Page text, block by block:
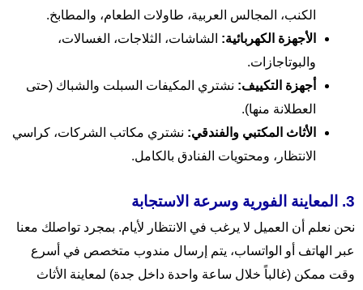
الكنب، المجالس العربية، طاولات الطعام، والمطابخ.
الأجهزة الكهربائية: الشاشات، الثلاجات، الغسالات،
والبوتاجازات.
أجهزة التكييف: نشتري المكيفات السبلت والشباك (حتى
العطلانة منها).
الأثاث المكتبي والفندقي: نشتري مكاتب الشركات، كراسي
الانتظار، ومحتويات الفنادق بالكامل.
3. المعاينة الفورية وسرعة الاستجابة
نحن نعلم أن العميل لا يرغب في الانتظار لأيام. بمجرد تواصلك معنا
عبر الهاتف أو الواتساب، يتم إرسال مندوب متخصص في أسرع
وقت ممكن (غالباً خلال ساعة واحدة داخل جدة) لمعاينة الأثاث